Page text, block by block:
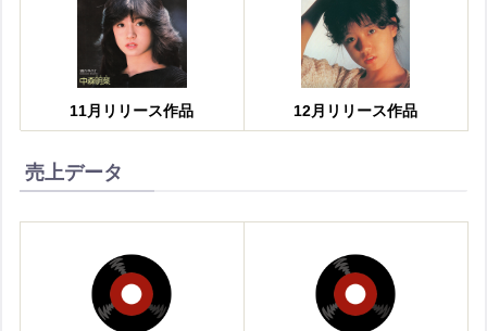
11月リリース作品 12月リリース作品
売上データ